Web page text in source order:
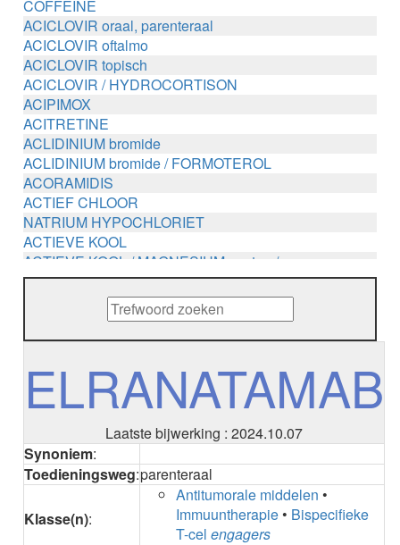
COFFEINE
ACICLOVIR oraal, parenteraal
ACICLOVIR oftalmo
ACICLOVIR topisch
ACICLOVIR / HYDROCORTISON
ACIPIMOX
ACITRETINE
ACLIDINIUM bromide
ACLIDINIUM bromide / FORMOTEROL
ACORAMIDIS
ACTIEF CHLOOR
NATRIUM HYPOCHLORIET
ACTIEVE KOOL
ACTIEVE KOOL / MAGNESIUM zouten /
METHENAMINE
ADALIMUMAB
ADAPALEEN
ADAPALEEN / BENZOYLPEROXIDE
ADENOSINE
AESCINE
AFLIBERCEPT intravitreaal
AFLIBERCEPT parenteraal
AGALSIDASE bèta
ELRANATAMAB
Laatste bijwerking : 2024.10.07
Synoniem:
Toedieningsweg:parenteraal
Klasse(n):
Antitumorale middelen •
Immuuntherapie • Bispecifieke
T-celengagers